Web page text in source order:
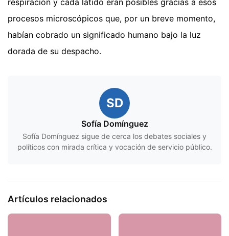
procesos microscópicos que, por un breve momento,
habían cobrado un significado humano bajo la luz
dorada de su despacho.
SD
Sofía Domínguez
Sofía Domínguez sigue de cerca los debates sociales y
políticos con mirada crítica y vocación de servicio público.
Artículos relacionados